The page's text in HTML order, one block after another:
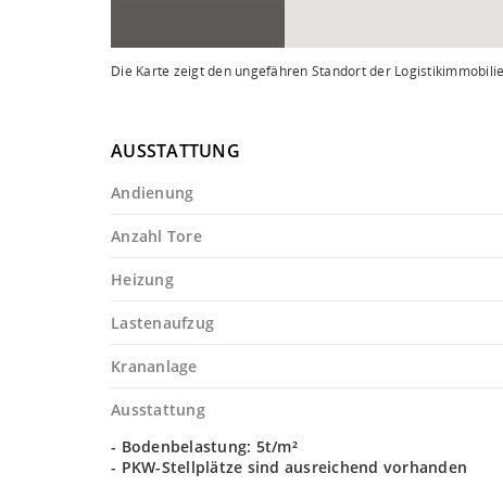
Die Karte zeigt den ungefähren Standort der
AUSSTATTUNG
Andienung
Anzahl Tore
Heizung
Lastenaufzug
Krananlage
Ausstattung
- Bodenbelastung: 5t/m²
- PKW-Stellplätze sind ausreichend vorhanden